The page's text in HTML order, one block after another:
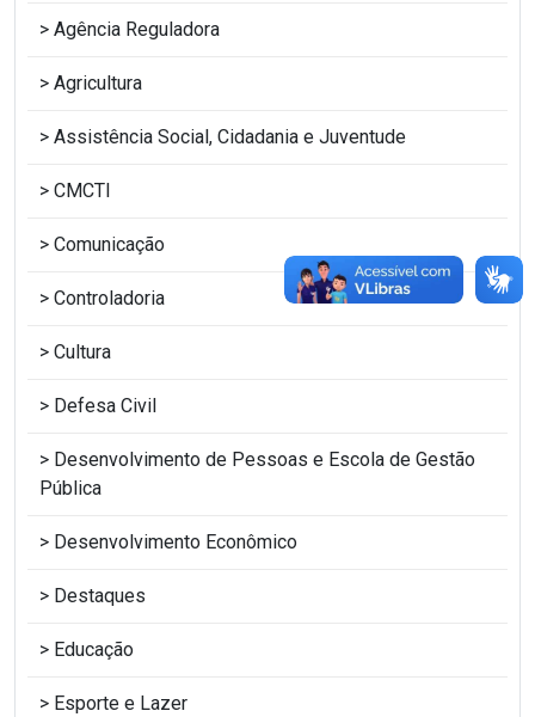
Agência Reguladora
Agricultura
Assistência Social, Cidadania e Juventude
CMCTI
Comunicação
Controladoria
Cultura
Defesa Civil
Desenvolvimento de Pessoas e Escola de Gestão
Pública
Desenvolvimento Econômico
Destaques
Educação
Esporte e Lazer